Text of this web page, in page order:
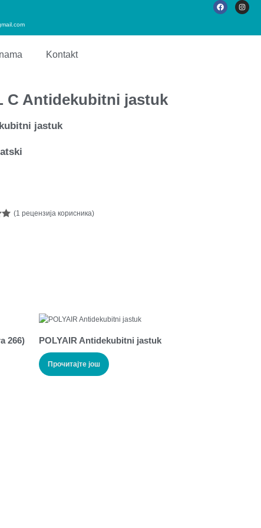
Kontakt
C Antidekubitni jastuk
jastuk
(1 рецензија корисника)
266) POLYAIR Antidekubitni jastuk
Прочитајте још